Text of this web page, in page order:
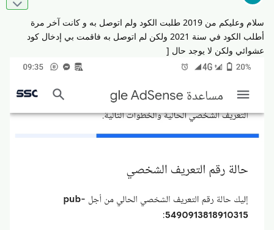
سلام وعليكم من 2019 طلبت الكود ولم اتوصل به و كانت آخر مرة
أطلب الكود في سنة 2021 ولكن لم اتوصل به فاقمت بي إدخال كود
عشوائي ولكن لا يوجد حال [